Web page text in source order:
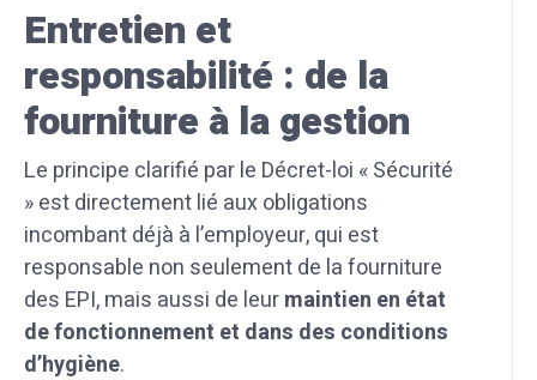
Entretien et
responsabilité : de la
fourniture à la gestion
Le principe clarifié par le Décret-loi « Sécurité
» est directement lié aux obligations
incombant déjà à l’employeur, qui est
responsable non seulement de la fourniture
des EPI, mais aussi de leurmaintien en état
de fonctionnement et dans des conditions
d’hygiène.